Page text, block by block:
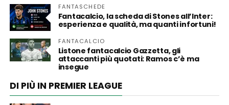
FANTASCHEDE
Fantacalcio, la scheda di Stones all’Inter:
esperienza e qualità, ma quanti infortuni!
FANTACALCIO
Listone fantacalcio Gazzetta, gli
attaccanti più quotati: Ramos c’è ma
insegue
DI PIÙ IN PREMIER LEAGUE